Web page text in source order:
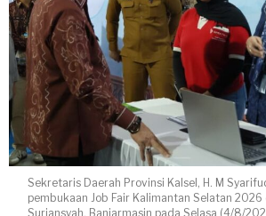
Sekretaris Daerah Provinsi Kalsel, H. M
pembukaan Job Fair Kalimantan Selatan
Suriansyah, Banjarmasin pada Selasa (4/8/